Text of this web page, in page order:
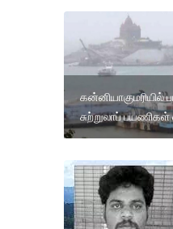
கன்னியாகுமரியில்
சுற்றுலாப்